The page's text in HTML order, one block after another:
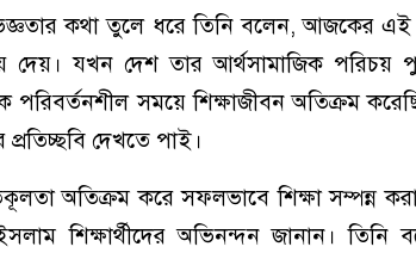
কথা তুলে ধরে তিনি বলেন, আজকের এই
দেয়। যখন দেশ তার আর্থসামাজিক পরিচয়
সময়ে শিক্ষাজীবন অতিক্রম
দেখতে পাই।
অতিক্রম করে সফলভাবে শিক্ষা সম্পন্ন
শিক্ষার্থীদের অভিনন্দন জানান। তিনি